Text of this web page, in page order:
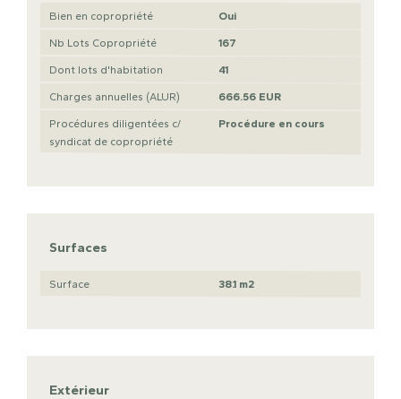
Bien en copropriété Oui
Nb Lots Copropriété 167
Dont lots d'habitation 41
Charges annuelles (ALUR) 666.56 EUR
Procédures diligentées c/
syndicat de copropriété
Procédure en cours
Surfaces
Surface 38.1 m2
Extérieur